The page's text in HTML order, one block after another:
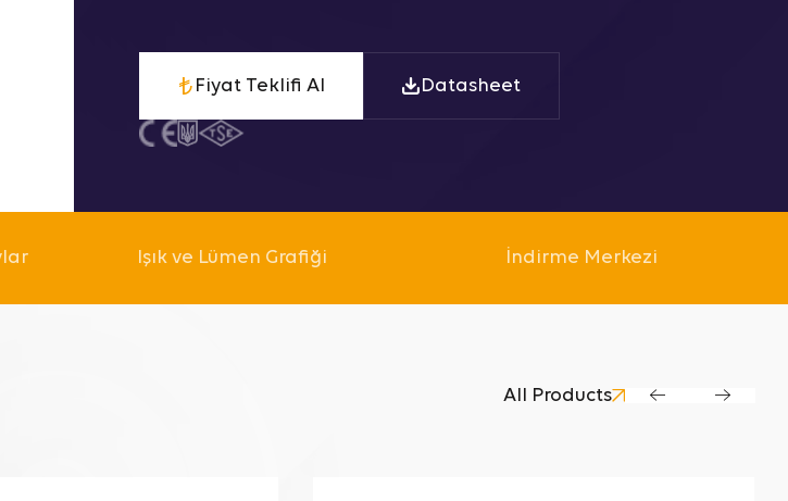
Fiyat Teklifi Al Datasheet
Işık ve Lümen Grafiği İndirme Merkezi
All Products